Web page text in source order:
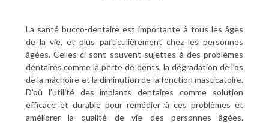
La santé bucco-dentaire est importante à tous les âges
de la vie, et plus particulièrement chez les personnes
âgées. Celles-ci sont souvent sujettes à des problèmes
dentaires comme la perte de dents, la dégradation de l’os
de la mâchoire et la diminution de la fonction masticatoire.
D’où l’utilité des implants dentaires comme solution
efficace et durable pour remédier à ces problèmes et
améliorer la qualité de vie des personnes âgées.